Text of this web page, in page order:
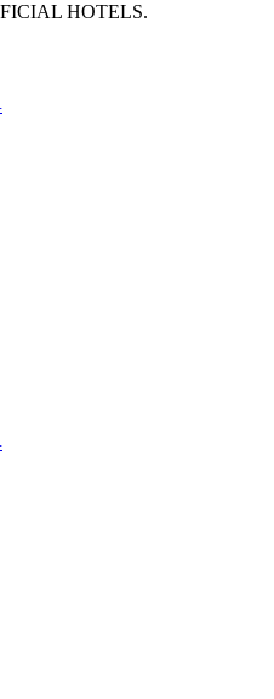
HOTELS.